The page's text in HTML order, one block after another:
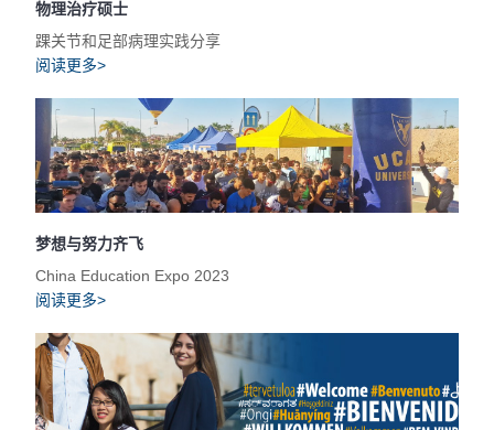
物理治疗硕士
踝关节和足部病理实践分享
阅读更多>
梦想与努力齐飞
China Education Expo 2023
阅读更多>